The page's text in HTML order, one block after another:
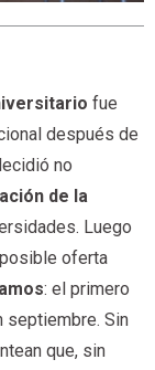
fue
después de
no
de la
Luego
oferta
: el primero
septiembre. Sin
que, sin